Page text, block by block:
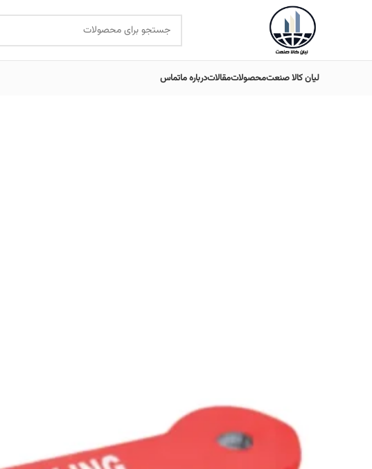
لیان کالا صنعتمحصولاتمقالاتدرباره ماتماس